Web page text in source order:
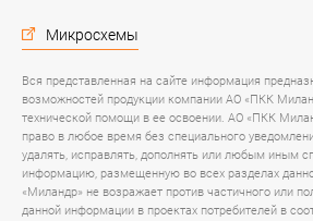
Микросхемы
Вся представленная на сайте информация
возможностей продукции компании АО «ПКК
технической помощи в ее освоении. АО «ПКК
право в любое время без специального
удалять, исправлять, дополнять или любым иным
информацию, размещенную во всех разделах
«Миландр» не возражает против частичного или
данной информации в проектах потребителей в